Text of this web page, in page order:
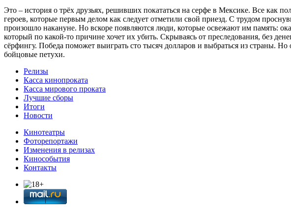
Это – история о трёх друзьях, решивших покататься на серфе в Мексике. Все как
героев, которые первым делом как следует отметили свой приезд. С трудом
произошло накануне. Но вскоре появляются люди, которые освежают им память:
который по какой-то причине хочет их убить. Скрываясь от преследования, без
сёрфингу. Победа поможет выиграть сто тысяч долларов и выбраться из страны.
бойцовые петухи.
Релизы
Касса кинопроката
Касса мирового проката
Лучшие сборы
Итоги
Новости
Кинотеатры
Фоторепортажи
Изменения в релизах
Кинособытия
Контакты